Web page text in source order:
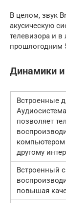
В целом, звук
акусическую
телевизора и
прошлогодним
Динамики
Встроенные
позволяет
компьютером
другому
Встроенный
повышая